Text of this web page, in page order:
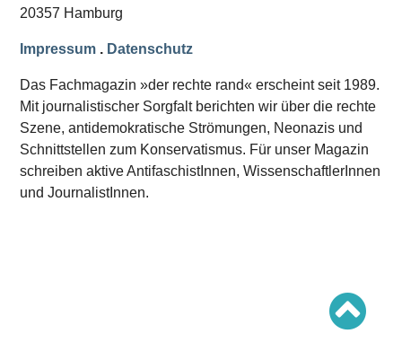
Schwerpunkt »Reichsbürger«
Ausgaben Übersicht
Ausgabe 221
Ausgabe 220
Ausgabe 219
Ausgabe 217
Ausgabe 216
20357 Hamburg
Impressum . Datenschutz
Das Fachmagazin »der rechte rand« erscheint seit 1989.
Mit journalistischer Sorgfalt berichten wir über die rechte
Szene, antidemokratische Strömungen, Neonazis und
Schnittstellen zum Konservatismus. Für unser Magazin
schreiben aktive AntifaschistInnen, WissenschaftlerInnen
und JournalistInnen.